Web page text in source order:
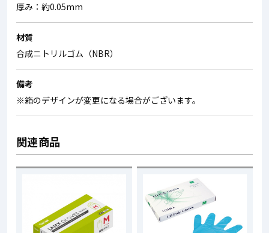
厚み：約0.05mm
材質
合成ニトリルゴム（NBR）
備考
※箱のデザインが変更になる場合がございます。
関連商品